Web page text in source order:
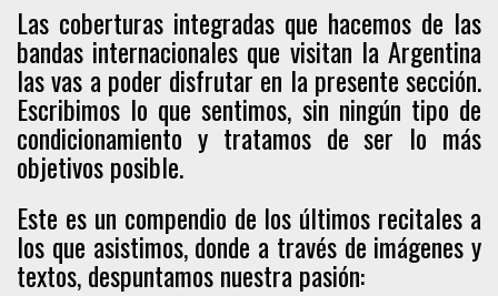
Las coberturas integradas que hacemos de las
bandas internacionales que visitan la Argentina
las vas a poder disfrutar en la presente sección.
Escribimos lo que sentimos, sin ningún tipo de
condicionamiento y tratamos de ser lo más
objetivos posible.
Este es un compendio de los últimos recitales a
los que asistimos, donde a través de imágenes y
textos, despuntamos nuestra pasión: